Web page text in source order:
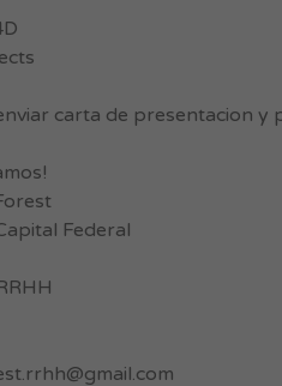
carta de presentacion y
Federal